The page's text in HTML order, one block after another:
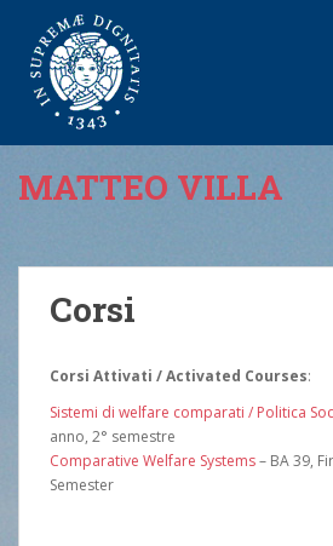
MATTEO VILLA
Corsi
Corsi Attivati / Activated Courses:
Sistemi di welfare comparati / Politica
anno, 2° semestre
Comparative Welfare Systems– BA 39,
Semester